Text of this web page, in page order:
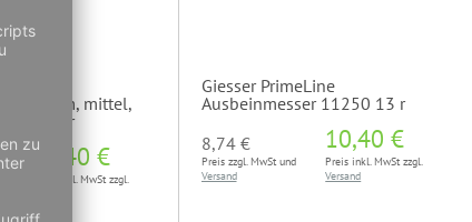
13 cm, mittel,
13 gr
10,40 €
Preis inkl. MwSt zzgl.
Giesser PrimeLine
Ausbeinmesser 11250 13 r
8,74 €
Preis zzgl. MwSt und
Versand
10,40 €
Preis inkl. MwSt zzgl.
Versand